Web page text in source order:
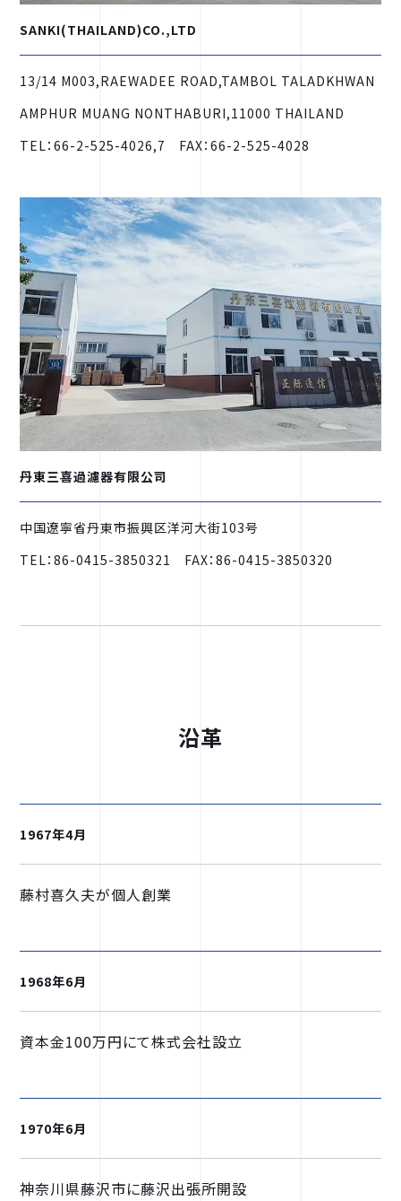
SANKI(THAILAND)CO.,LTD
13/14 M003,RAEWADEE ROAD,TAMBOL TALADKHWAN
AMPHUR MUANG NONTHABURI,11000 THAILAND
TEL：66-2-525-4026,7 FAX：66-2-525-4028
丹東三喜過濾器有限公司
中国遼寧省丹東市振興区洋河大街103号
TEL：86-0415-3850321 FAX：86-0415-3850320
沿革
1967年4月
藤村喜久夫が個人創業
1968年6月
資本金100万円にて株式会社設立
1970年6月
神奈川県藤沢市に藤沢出張所開設